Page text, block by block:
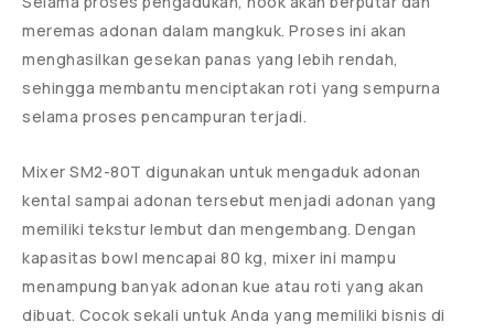
meremas adonan dalam mangkuk. Proses ini akan
menghasilkan gesekan panas yang lebih rendah,
sehingga membantu menciptakan roti yang sempurna
selama proses pencampuran terjadi.
Mixer SM2-80T digunakan untuk mengaduk adonan
kental sampai adonan tersebut menjadi adonan yang
memiliki tekstur lembut dan mengembang. Dengan
kapasitas bowl mencapai 80 kg, mixer ini mampu
menampung banyak adonan kue atau roti yang akan
dibuat. Cocok sekali untuk Anda yang memiliki bisnis di